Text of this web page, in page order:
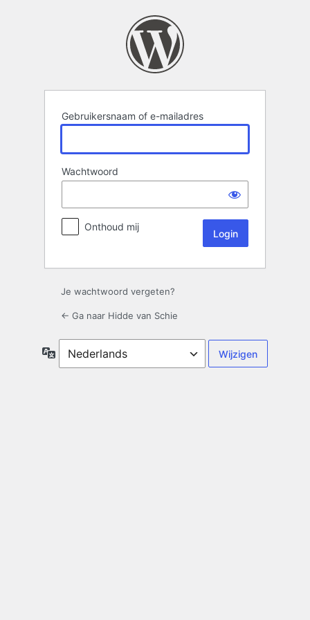
Gebruikersnaam of e-mailadres
Wachtwoord
Onthoud mij
Je wachtwoord vergeten?
← Ga naar Hidde van Schie
Taal